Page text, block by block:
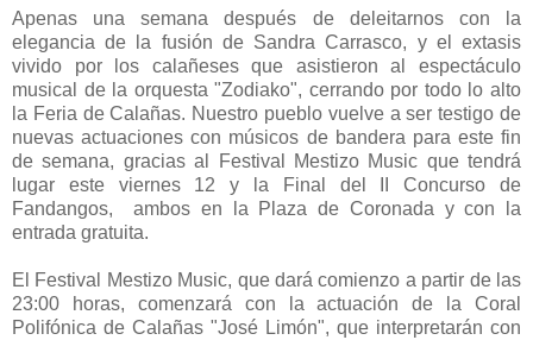
Apenas una semana después de deleitarnos con la
elegancia de la fusión de Sandra Carrasco, y el extasis
vivido por los calañeses que asistieron al espectáculo
musical de la orquesta "Zodiako", cerrando por todo lo alto
la Feria de Calañas. Nuestro pueblo vuelve a ser testigo de
nuevas actuaciones con músicos de bandera para este fin
de semana, gracias al Festival Mestizo Music que tendrá
lugar este viernes 12 y la Final del II Concurso de
Fandangos, ambos en la Plaza de Coronada y con la
entrada gratuita.
El Festival Mestizo Music, que dará comienzo a partir de las
23:00 horas, comenzará con la actuación de la Coral
Polifónica de Calañas "José Limón", que interpretarán con